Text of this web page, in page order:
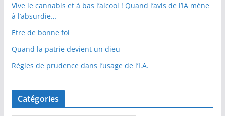
Vive le cannabis et à bas l’alcool ! Quand l’avis de l’IA mène
à l’absurdie…
Etre de bonne foi
Quand la patrie devient un dieu
Règles de prudence dans l’usage de l’I.A.
Catégories